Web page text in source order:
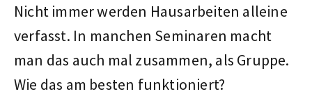
Nicht immer werden Hausarbeiten alleine
verfasst. In manchen Seminaren macht
man das auch mal zusammen, als Gruppe.
Wie das am besten funktioniert?